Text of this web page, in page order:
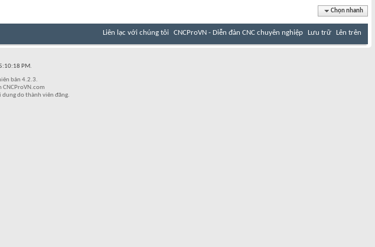
Chọn nhanh
Liên lạc với chúng tôi CNCProVN - Diễn đàn CNC chuyên nghiệp Lưu trữ Lên trên
PM.
bản 4.2.3.
do thành viên đăng.